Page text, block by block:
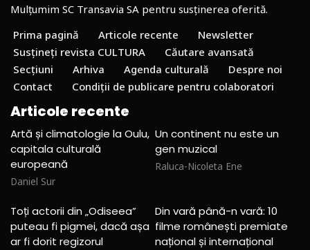
Mulțumim SC Transavia SA pentru susținerea oferită.
Prima pagină
Articole recente
Newsletter
Susțineți revista CULTURA
Căutare avansată
Secțiuni
Arhiva Agenda culturală
Despre noi
Contact
Condiții de publicare pentru colaboratori
Articole recente
Artă și climatologie la Oulu,
capitala culturală
europeană
Daniel Sur
Un continent nu este un
gen muzical
Raluca-Nicoleta Ene
Toți actorii din „Odiseea”
puteau fi pigmei, dacă așa
ar fi dorit regizorul
Din vară până-n vară: 10
filme românești premiate
național și internațional